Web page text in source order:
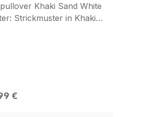
Khaki Sand White
Strickmuster in Khaki
Patch auf den
Preis:
€